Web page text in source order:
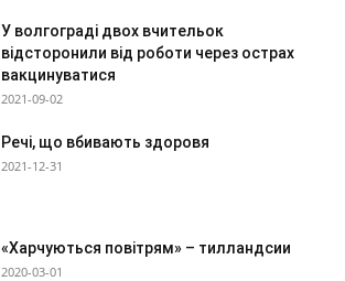
У волгограді двох вчительок
відсторонили від роботи через острах
вакцинуватися
2021-09-02
Речі, що вбивають здоровя
2021-12-31
«Харчуються повітрям» – тилландсии
2020-03-01